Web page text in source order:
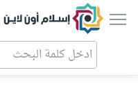
إسلام أون لاين